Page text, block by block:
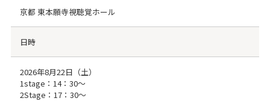
京都 東本願寺視聴覚ホール
日時
2026年8月22日（土）
1stage：14：30～
2Stage：17：30～